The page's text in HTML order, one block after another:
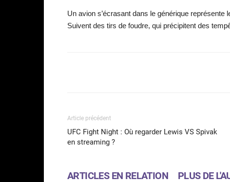
Un avion s’écrasant dans le générique
Suivent des tirs de foudre, qui précipitent des
Article précédent
UFC Fight Night : Où regarder Lewis VS Spivak
en streaming ?
ARTICLES EN RELATION PLUS DE